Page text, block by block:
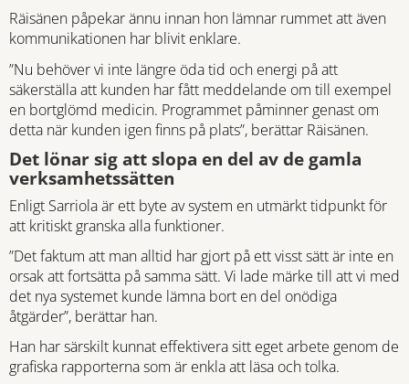
Räisänen påpekar ännu innan hon lämnar rummet att även
kommunikationen har blivit enklare.
”Nu behöver vi inte längre öda tid och energi på att
säkerställa att kunden har fått meddelande om till exempel
en bortglömd medicin. Programmet påminner genast om
detta när kunden igen finns på plats”, berättar Räisänen.
Det lönar sig att slopa en del av de gamla
verksamhetssätten
Enligt Sarriola är ett byte av system en utmärkt tidpunkt för
att kritiskt granska alla funktioner.
”Det faktum att man alltid har gjort på ett visst sätt är inte en
orsak att fortsätta på samma sätt. Vi lade märke till att vi med
det nya systemet kunde lämna bort en del onödiga
åtgärder”, berättar han.
Han har särskilt kunnat effektivera sitt eget arbete genom de
grafiska rapporterna som är enkla att läsa och tolka.